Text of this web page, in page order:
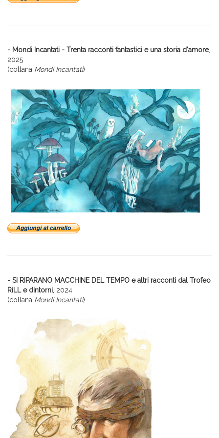
- Mondi Incantati - Trenta racconti fantastici e una storia d'amore,
2025
(collana Mondi Incantati)
- SI RIPARANO MACCHINE DEL TEMPO e altri racconti dal Trofeo
RiLL e dintorni , 2024
(collana Mondi Incantati)